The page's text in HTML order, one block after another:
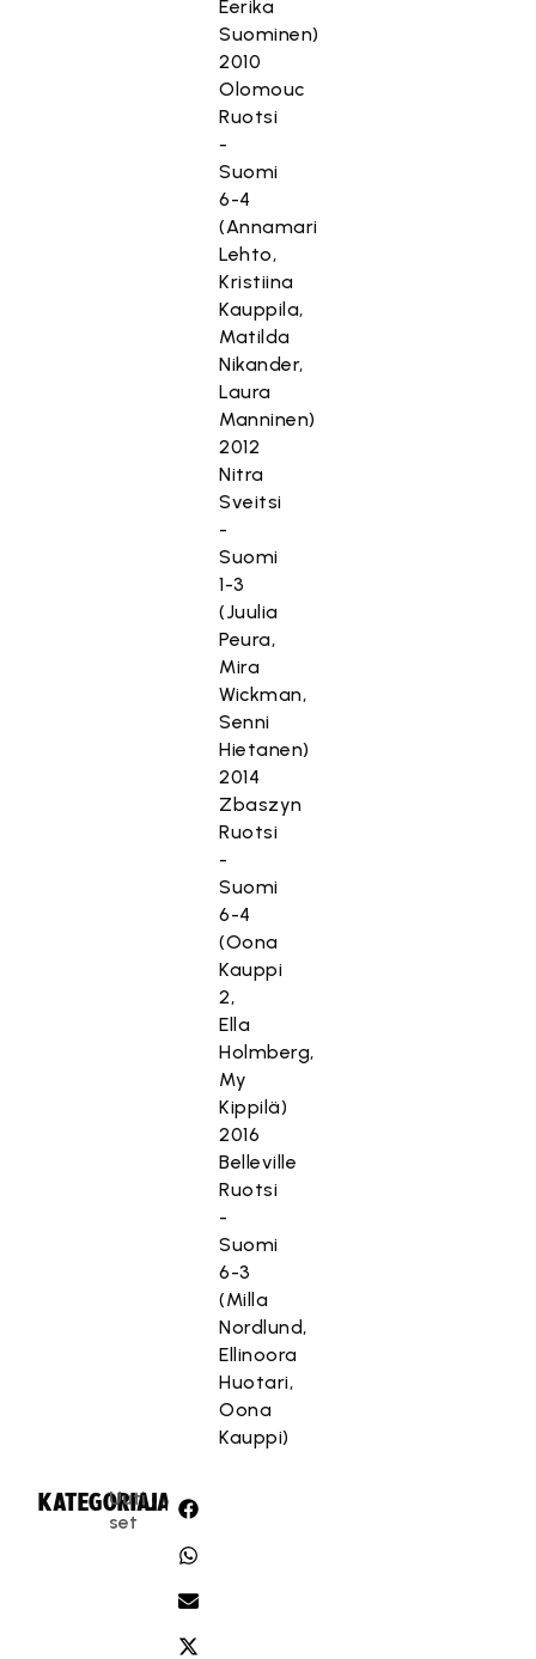
Eerika
Suominen)
2010
Olomouc
Ruotsi
-
Suomi
6-4
(Annamari
Lehto,
Kristiina
Kauppila,
Matilda
Nikander,
Laura
Manninen)
2012
Nitra
Sveitsi
-
Suomi
1-3
(Juulia
Peura,
Mira
Wickman,
Senni
Hietanen)
2014
Zbaszyn
Ruotsi
-
Suomi
6-4
(Oona
Kauppi
2,
Ella
Holmberg,
My
Kippilä)
2016
Belleville
Ruotsi
-
Suomi
6-3
(Milla
Nordlund,
Ellinoora
Huotari,
Oona
Kauppi)
KATEGORIA:
Uuti
set
JAA: